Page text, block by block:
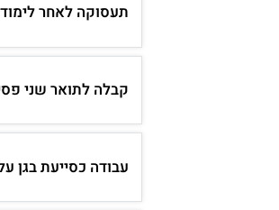
תעסוקה לאחר
קבלה לתואר שני
עבודה כסייעת בגן